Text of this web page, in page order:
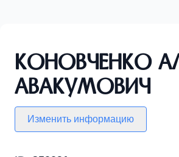
Коновченко
Авакумович
Изменить информацию